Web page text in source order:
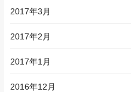
2017年3月
2017年2月
2017年1月
2016年12月